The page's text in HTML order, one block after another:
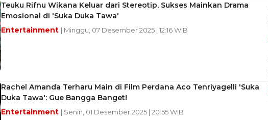
Teuku Rifnu Wikana Keluar dari Stereotip, Sukses Mainkan Drama
Emosional di 'Suka Duka Tawa'
Entertainment | Minggu, 07 Desember 2025 | 12:16 WIB
Rachel Amanda Terharu Main di Film Perdana Aco Tenriyagelli 'Suka
Duka Tawa': Gue Bangga Banget!
Entertainment | Senin, 01 Desember 2025 | 20:55 WIB